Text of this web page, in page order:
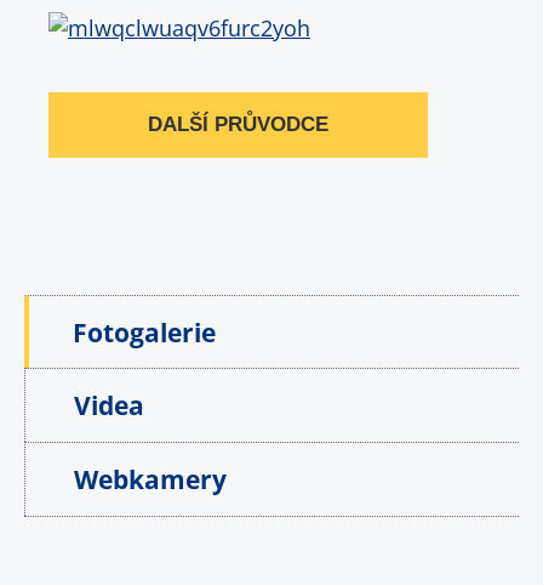
DALŠÍ PRŮVODCE
Fotogalerie
Videa
Webkamery